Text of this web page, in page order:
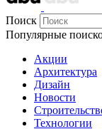
Поиск
Популярные
Акции
Архитектура
Дизайн
Новости
Технологии